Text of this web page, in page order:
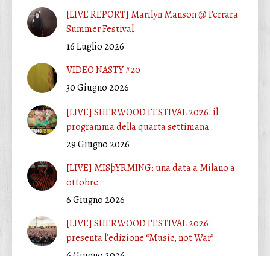
[LIVE REPORT] Marilyn Manson @ Ferrara
Summer Festival
16 Luglio 2026
VIDEO NASTY #20
30 Giugno 2026
[LIVE] SHERWOOD FESTIVAL 2026: il
programma della quarta settimana
29 Giugno 2026
[LIVE] MISþYRMING: una data a Milano a
ottobre
6 Giugno 2026
[LIVE] SHERWOOD FESTIVAL 2026:
presenta l’edizione “Music, not War”